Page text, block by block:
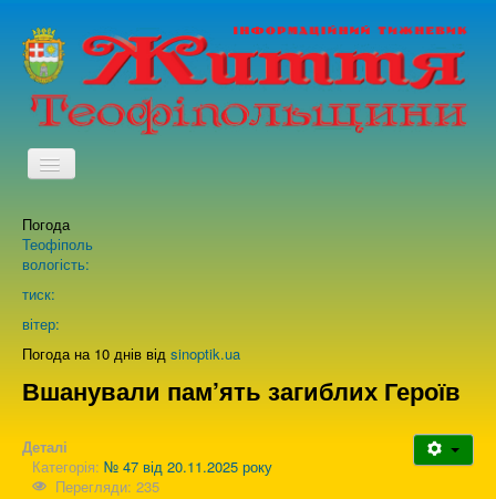
TPL_PROTOSTAR_TOGGLE_MENU
Про нас
Погода
Теофіполь
вологість:
тиск:
вітер:
Погода на 10 днів від sinoptik.ua
Вшанували пам’ять загиблих Героїв
Деталі
Категорія: № 47 від 20.11.2025 року
Перегляди: 235